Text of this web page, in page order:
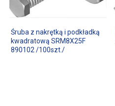
Śruba z nakrętką i podkładką
kwadratową SRM8X25F
890102 /100szt./